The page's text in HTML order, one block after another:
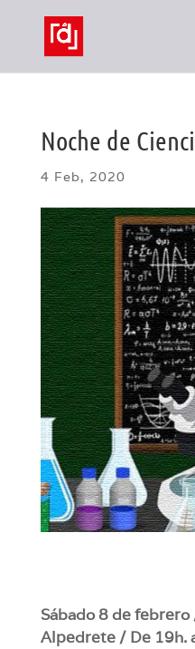
Noche de
4 Feb, 2020
Sábado 8 de
Alpedrete / De 19h.